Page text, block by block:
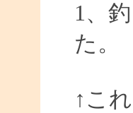
1、
た。
↑こ